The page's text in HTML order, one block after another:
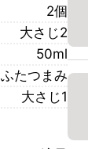
2個
大さじ2
50ml
ふたつまみ
大さじ1